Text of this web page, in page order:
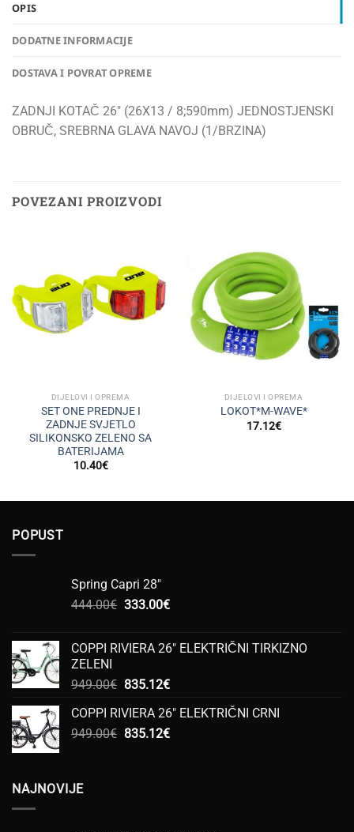
OPIS
DODATNE INFORMACIJE
DOSTAVA I POVRAT OPREME
ZADNJI KOTAČ 26″ (26X13 / 8;590mm) JEDNOSTJENSKI
OBRUČ, SREBRNA GLAVA NAVOJ (1/BRZINA)
POVEZANI PROIZVODI
DIJELOVI I OPREMA
SET ONE PREDNJE I
ZADNJE SVJETLO
SILIKONSKO ZELENO SA
BATERIJAMA
10.40€
DIJELOVI I OPREMA
LOKOT*M-WAVE*
17.12€
POPUST
Spring Capri 28"
444.00€ Izvorna
je:
333.00€Trenutna
333.00€.
COPPI RIVIERA 26" ELEKTRIČNI TIRKIZNO
ZELENI
949.00€ Izvorna
bila
je:
835.12€Trenutna
je:
835.12€.
COPPI RIVIERA 26" ELEKTRIČNI CRNI
949.00€ Izvorna
835.12€Trenutna
NAJNOVIJE